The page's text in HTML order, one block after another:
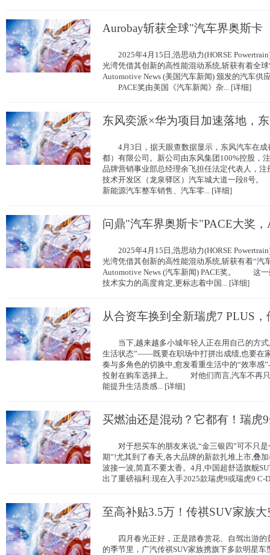
Aurobay斩获全球"汽车界奥斯卡
2025年4月15日,浩思动力(HORSE
光湾凭借其创新的高性能混动系统,斩获有着全
Automotive News (美国汽车新闻) 颁发的汽车供
PACE奖由美国《汽车新闻》杂... [详细]
东风奕派×华为项目加速落地，
4月3日，据天眼查数据显示，东风汽车在成
都）有限公司。新公司由东风集团100%控股，
品牌营销事业部总经理余飞担任法定代表人，
技术开发区（龙泉驿区）汽车城大道一段8号
新能源汽车整车销售、汽车零... [详细]
问鼎"汽车界奥斯卡"PACE大奖，
2025年4月15日,浩思动力(HORSE
光湾凭借其创新的高性能混动系统,斩获有着“汽
Automotive News (汽车新闻) PACE奖。 这一
技术实力的高度肯定,更标志着中国... [详细]
从合资车换到全新瑞虎7 PLUS，
当下,越来越多小城年轻人正在用自己的方式,
生活状态”——既要在职场中打拼出成绩,也要在
奏与多角色的切换中,愈发看重生活中的“效率感
投射在购车选择上。 对他们而言,汽车不再只
能提升生活质感... [详细]
买燃油还是混动？它都有！瑞虎
对于想买车的朋友来说,“金三银四”可不只是
期”!尤其到了春天,各大品牌的新款扎堆上市,叠
波接一波,简直不要太香。4月,中国超舒适旗舰
出了重磅福利:现在入手2025款瑞虎9或瑞虎9 C-
至高补贴3.5万！传祺SUV家族大
四月春光正好，正是踏春赏花、自驾出游的
的季节里，广汽传祺SUV家族携旗下多款明星